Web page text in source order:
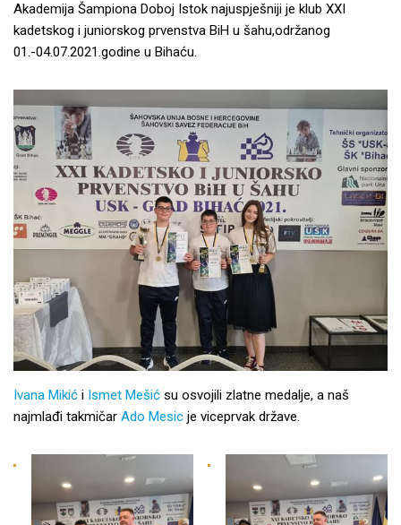
Akademija Šampiona Doboj Istok najuspješniji je klub XXI
kadetskog i juniorskog prvenstva BiH u šahu,održanog
01.-04.07.2021.godine u Bihaću.
Ivana Mikić i Ismet Mešić su osvojili zlatne medalje, a naš
najmlađi takmičar Ado Mesic je viceprvak države.